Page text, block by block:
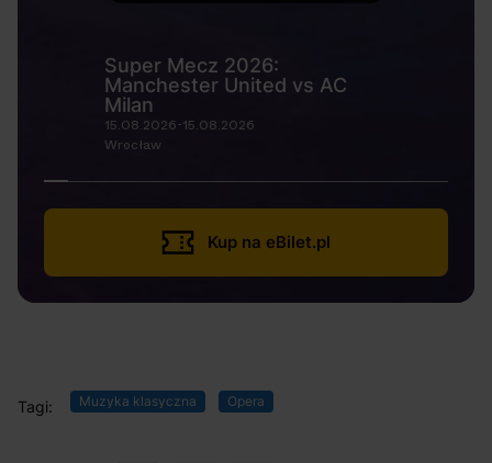
Super Mecz 2026:
Manchester United vs AC
Milan
15.08.2026-15.08.2026
Wrocław
Kup na eBilet.pl
Tagi: Muzyka klasyczna Opera